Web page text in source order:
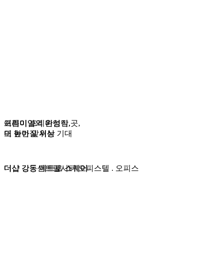
프리미엄의 완성작,
더 높아질 위상
더샵 강동메트로 스퀘어
이름이 프리미엄인 곳,
또 한번 앞서는 기대
더샵 강동센트럴시티오피스텔 . 오피스
프리미엄의 완성작,
더 높아질 위상
더샵 강동메트로 스퀘어
이름이 프리미엄인 곳,
또 한번 앞서는 기대
더샵 강동센트럴시티오피스텔 . 오피스